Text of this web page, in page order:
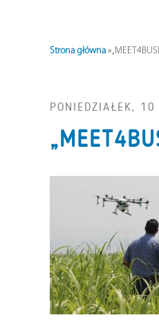
Strona główna »
PONIEDZIAŁEK,